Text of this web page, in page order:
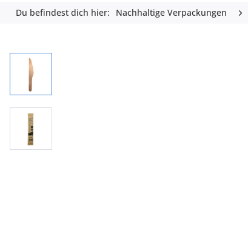
Du befindest dich hier: Nachhaltige Verpackungen